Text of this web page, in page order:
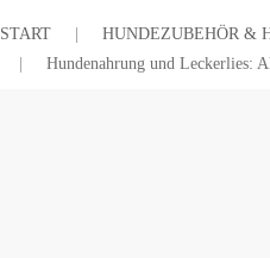
START
HUNDEZUBEHÖR &
Hundenahrung und Leckerlies: